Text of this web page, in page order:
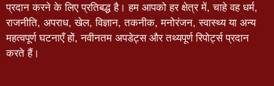
प्रदान करने के लिए प्रतिबद्ध है। हम आपको हर क्षेत्र में, चाहे वह धर्म,
राजनीति, अपराध, खेल, विज्ञान, तकनीक, मनोरंजन, स्वास्थ्य या अन्य
महत्वपूर्ण घटनाएँ हों, नवीनतम अपडेट्स और तथ्यपूर्ण रिपोर्ट्स प्रदान
करते हैं।